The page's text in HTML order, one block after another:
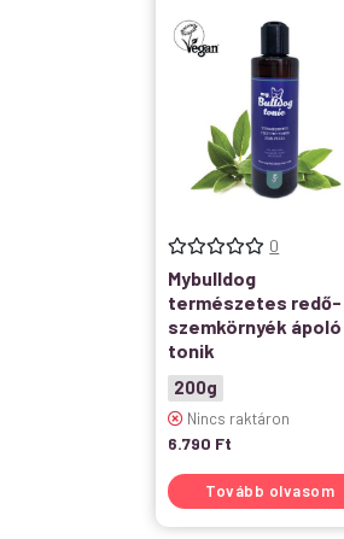
0
Mybulldog
természetes redő-
szemkörnyék ápoló
tonik
200g
Nincs raktáron
6.790 Ft
Tovább olvasom